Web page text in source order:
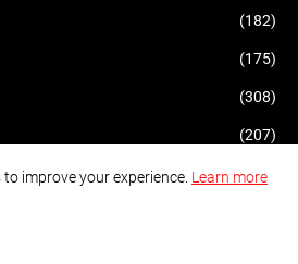
(182)
(175)
(308)
(207)
(227)
improve your experience. Learn more